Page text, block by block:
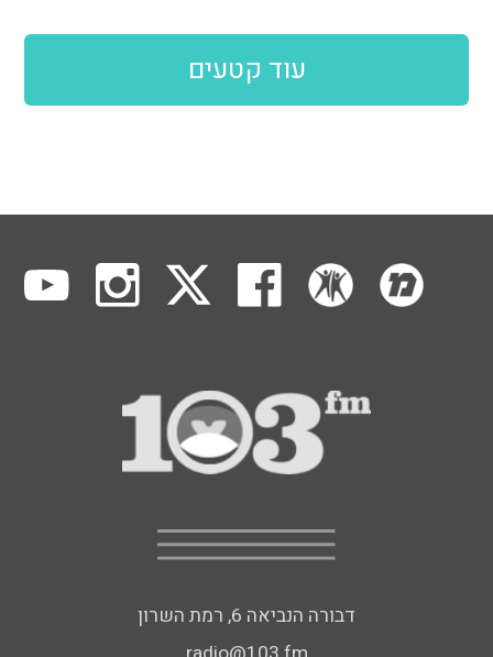
עוד קטעים
דבורה הנביאה 6, רמת השרון